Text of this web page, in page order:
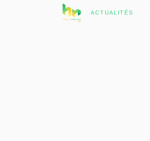
ACTUALITÉS
No posts were found.